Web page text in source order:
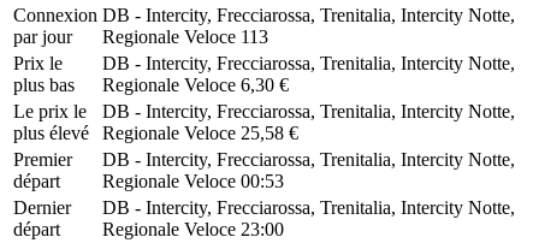
Connexion
par jour
DB - Intercity, Frecciarossa, Trenitalia, Intercity Notte,
Regionale Veloce 113
Prix ​​le
plus bas
DB - Intercity, Frecciarossa, Trenitalia, Intercity Notte,
Regionale Veloce 6,30 €
Le prix le
plus élevé
DB - Intercity, Frecciarossa, Trenitalia, Intercity Notte,
Regionale Veloce 25,58 €
Premier
départ
DB - Intercity, Frecciarossa, Trenitalia, Intercity Notte,
Regionale Veloce 00:53
Dernier
départ
DB - Intercity, Frecciarossa, Trenitalia, Intercity Notte,
Regionale Veloce 23:00